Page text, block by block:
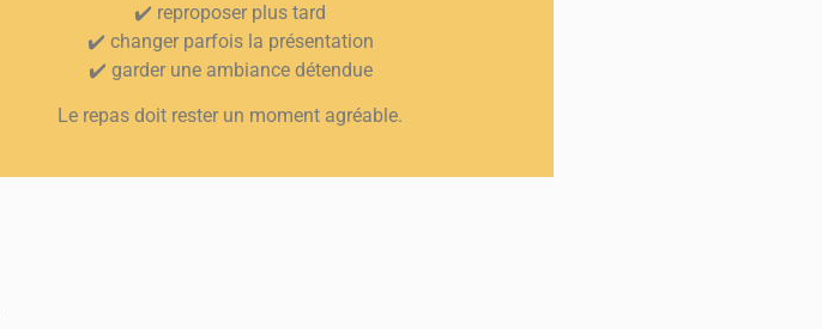
✔️ reproposer plus tard
✔️ changer parfois la présentation
✔️ garder une ambiance détendue
Le repas doit rester un moment agréable.